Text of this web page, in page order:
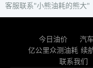
客服联系"小熊油耗的熊大"
今日油价 汽
亿公里众测油耗 续
联系我们